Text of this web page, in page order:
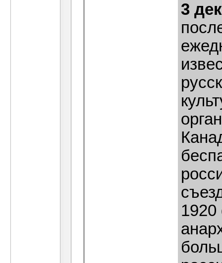
3
1920